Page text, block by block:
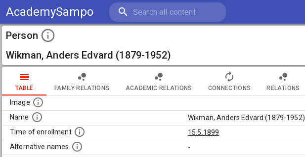
AcademySampo
Person
Wikman, Anders Edvard (1879-1952)
TABLE FAMILY RELATIONS ACADEMIC RELATIONS CONNECTIONS RELATIONS
Image
Name
Wikman, Anders Edvard (1879-1952)
Time of enrollment
15.5.1899
Alternative names
-